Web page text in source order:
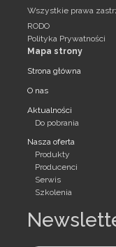
Wszystkie prawa
RODO
Polityka Prywatności
Mapa strony
Strona główna
O nas
Aktualności
Do pobrania
Nasza oferta
Produkty
Producenci
Serwis
Szkolenia